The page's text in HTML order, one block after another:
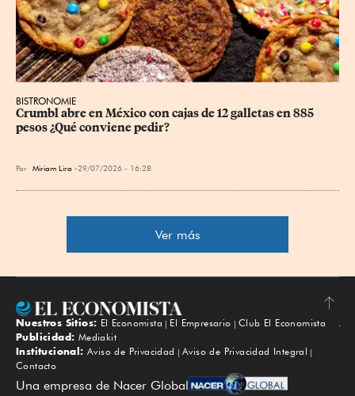
BISTRONOMIE
Crumbl abre en México con cajas de 12 galletas en 885
pesos ¿Qué conviene pedir?
Por Miriam Lira 29/07/2026 - 16:28
Ver más
Subir
Nuestros Sitios: El Economista El Empresario
Club El Economista
Publicidad: Mediakit
Institucional: Aviso de Privacidad
Aviso de Privacidad Integral
Contacto
Una empresa de Nacer Global